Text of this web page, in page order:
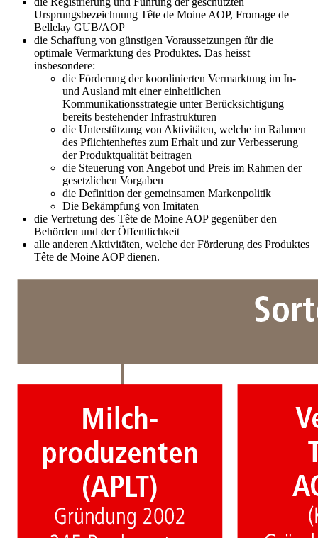
Ursprungsbezeichnung Tête de Moine AOP, Fromage de
Bellelay GUB/AOP
die Schaffung von günstigen Voraussetzungen für die
optimale Vermarktung des Produktes. Das heisst
insbesondere:
die Förderung der koordinierten Vermarktung im In-
und Ausland mit einer einheitlichen
Kommunikationsstrategie unter Berücksichtigung
bereits bestehender Infrastrukturen
die Unterstützung von Aktivitäten, welche im Rahmen
des Pflichtenheftes zum Erhalt und zur Verbesserung
der Produktqualität beitragen
die Steuerung von Angebot und Preis im Rahmen der
gesetzlichen Vorgaben
die Definition der gemeinsamen Markenpolitik
Die Bekämpfung von Imitaten
die Vertretung des Tête de Moine AOP gegenüber den
Behörden und der Öffentlichkeit
alle anderen Aktivitäten, welche der Förderung des Produktes
Tête de Moine AOP dienen.